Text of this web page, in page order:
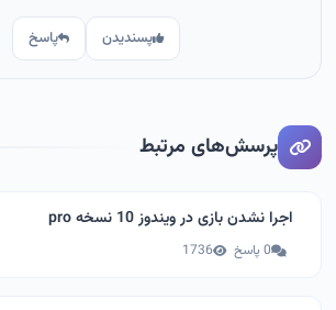
پسندیدن پاسخ
پرسش‌های مرتبط
اجرا نشدن بازی در ویندوز 10 نسخه pro
0 پاسخ 1736